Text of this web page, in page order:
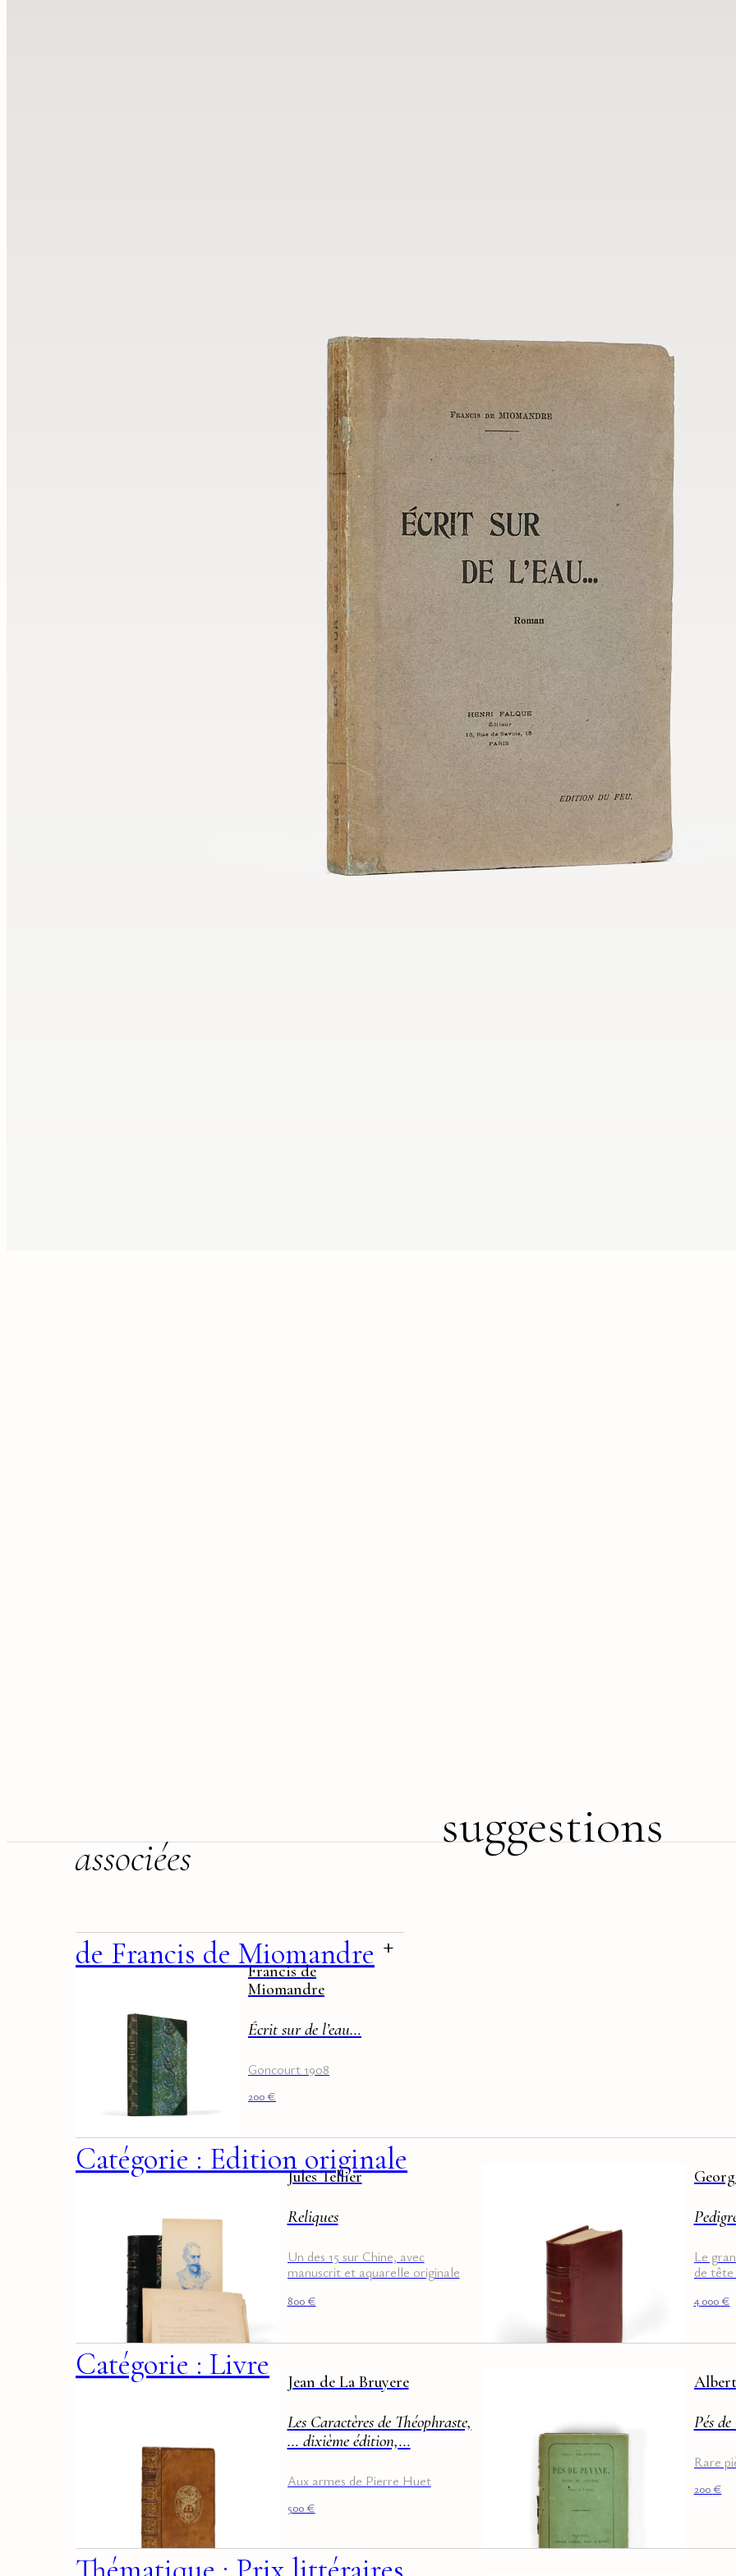
suggestions
associées
de Francis de Miomandre
Francis de
Miomandre
Écrit sur de l’eau…
Goncourt 1908
200€
+
Catégorie : Edition originale
Jules Tellier
Reliques
Un des 15 sur Chine, avec
manuscrit et aquarelle originale
800€
Le
de tête
4 000€
Catégorie : Livre Jean de La Bruyere
Les Caractères de Théophraste,
… dixième édition,…
Aux armes de Pierre Huet
500€
Pés
Rare
200€